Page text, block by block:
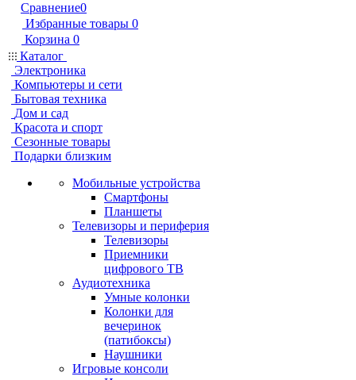
Сравнение0
Избранные товары 0
Корзина 0
Каталог
Электроника
Компьютеры и сети
Бытовая техника
Дом и сад
Красота и спорт
Сезонные товары
Подарки близким
Мобильные устройства
Смартфоны
Планшеты
Телевизоры и периферия
Телевизоры
Приемники
цифрового ТВ
Аудиотехника
Умные колонки
Колонки для
вечеринок
(патибоксы)
Наушники
Игровые консоли